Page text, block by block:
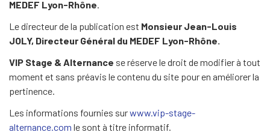
MEDEF Lyon-Rhône.
Le directeur de la publication est Monsieur Jean-Louis
JOLY, Directeur Général du MEDEF Lyon-Rhône.
VIP Stage & Alternance se réserve le droit de modifier à tout
moment et sans préavis le contenu du site pour en améliorer la
pertinence.
Les informations fournies surwww.vip-stage-
alternance.com le sont à titre informatif.